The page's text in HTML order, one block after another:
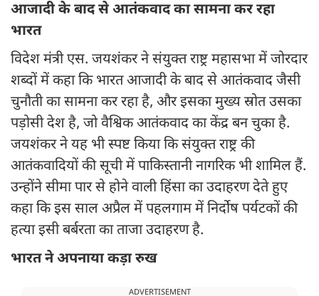
आजादी के बाद से आतंकवाद का सामना कर रहा
भारत
विदेश मंत्री एस. जयशंकर ने संयुक्त राष्ट्र महासभा में जोरदार
शब्दों में कहा कि भारत आजादी के बाद से आतंकवाद जैसी
चुनौती का सामना कर रहा है, और इसका मुख्य स्रोत उसका
पड़ोसी देश है, जो वैश्विक आतंकवाद का केंद्र बन चुका है.
जयशंकर ने यह भी स्पष्ट किया कि संयुक्त राष्ट्र की
आतंकवादियों की सूची में पाकिस्तानी नागरिक भी शामिल हैं.
उन्होंने सीमा पार से होने वाली हिंसा का उदाहरण देते हुए
कहा कि इस साल अप्रैल में पहलगाम में निर्दोष पर्यटकों की
हत्या इसी बर्बरता का ताजा उदाहरण है.
भारत ने अपनाया कड़ा रुख
ADVERTISEMENT